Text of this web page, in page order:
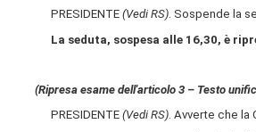
PRESIDENTE(Vedi RS). Sospende la
La seduta, sospesa alle 16,30, è
(Ripresa esame dell'articolo 3 – Testo
PRESIDENTE(Vedi RS). Avverte che la